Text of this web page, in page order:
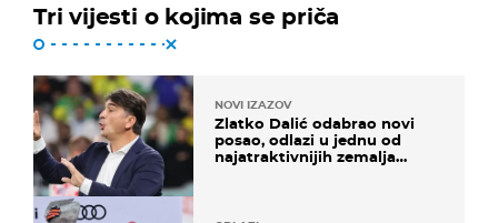
Tri vijesti o kojima se priča
NOVI IZAZOV
Zlatko Dalić odabrao novi
posao, odlazi u jednu od
najatraktivnijih zemalja